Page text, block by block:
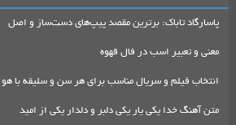
پاسارگاد تاباک: برترین مقصد پیپ‌های دست‌ساز و اصل
معنی و تعبیر اسب در فال قهوه
انتخاب فیلم و سریال مناسب برای هر سن و سلیقه با هو
متن آهنگ خدا یکی یار یکی دلبر و دلدار یکی از امید